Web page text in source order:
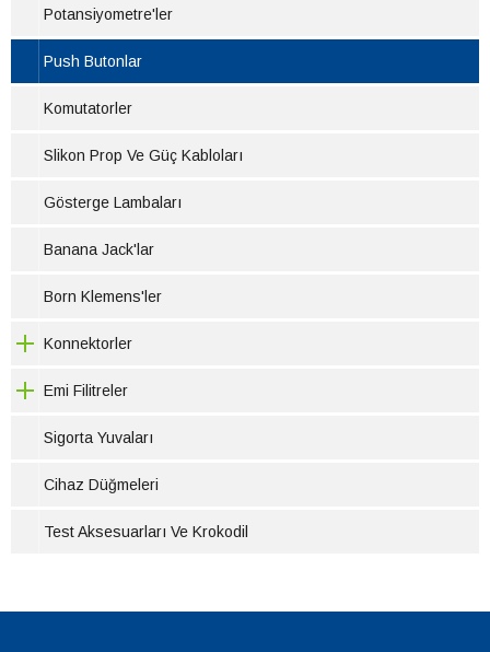
Potansiyometre'ler
Push Butonlar
Komutatorler
Slikon Prop Ve Güç Kabloları
Gösterge Lambaları
Banana Jack'lar
Born Klemens'ler
Konnektorler
Emi Filitreler
Sigorta Yuvaları
Cihaz Düğmeleri
Test Aksesuarları Ve Krokodil